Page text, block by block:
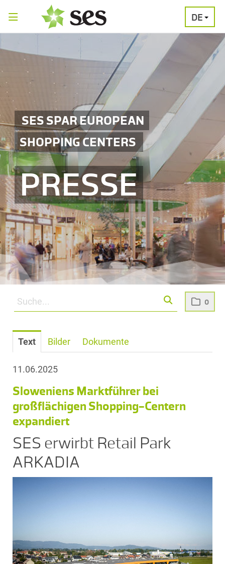
0
DE
SES SPAR EUROPEAN
SHOPPING CENTERS
PRESSE
PRESSEAUSSENDUNGEN
Text Bilder Dokumente
11.06.2025
Sloweniens Marktführer bei
großflächigen Shopping-Centern
expandiert
SES erwirbt Retail Park
ARKADIA